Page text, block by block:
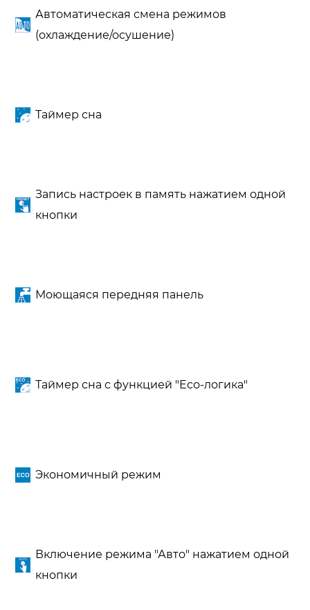
Автоматическая смена режимов
(охлаждение/осушение)
Таймер сна
Запись настроек в память нажатием одной
кнопки
Моющаяся передняя панель
Таймер сна с функцией "Есо-логика"
Экономичный режим
Включение режима "Авто" нажатием одной
кнопки